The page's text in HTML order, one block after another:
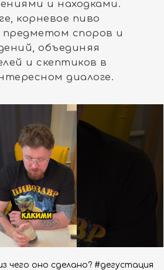
и находками.
корневое пиво
споров и
объединяя
и скептиков в
диалоге.
чего оно сделано? #дегустация